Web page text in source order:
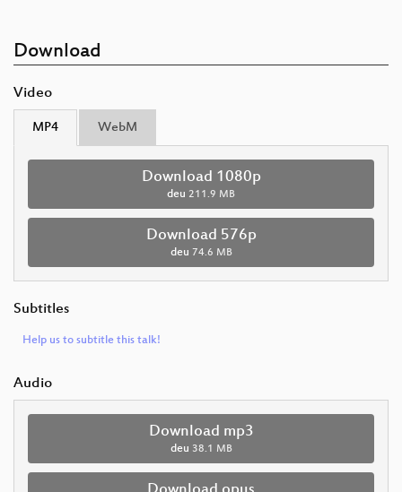
Download
Video
MP4 WebM
Download 1080p
deu 211.9 MB
Download 576p
deu 74.6 MB
Subtitles
Help us to subtitle this talk!
Audio
Download mp3
deu 38.1 MB